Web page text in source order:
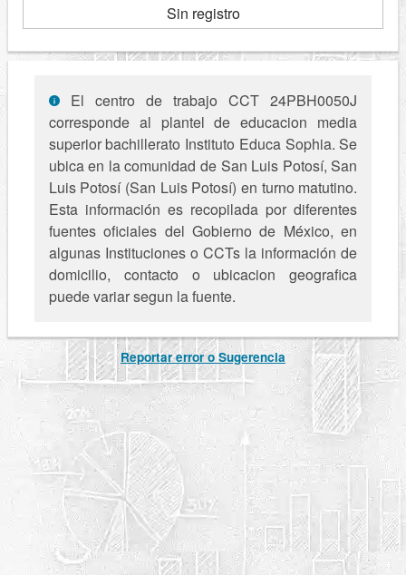
Sin registro
El centro de trabajo CCT 24PBH0050J
corresponde al plantel de educacion media
superior bachillerato Instituto Educa Sophia. Se
ubica en la comunidad de San Luis Potosí, San
Luis Potosí (San Luis Potosí) en turno matutino.
Esta información es recopilada por diferentes
fuentes oficiales del Gobierno de México, en
algunas Instituciones o CCTs la información de
domicilio, contacto o ubicacion geografica
puede variar segun la fuente.
Reportar error o Sugerencia